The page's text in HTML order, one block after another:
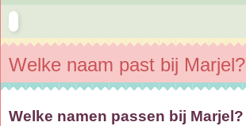
Welke naam past bij Marjel?
Welke namen passen bij Marjel?